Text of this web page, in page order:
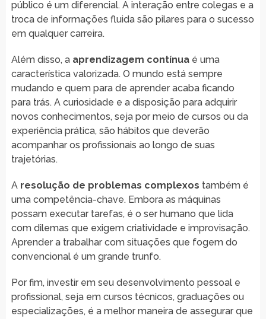
público é um diferencial. A interação entre colegas e a
troca de informações fluida são pilares para o sucesso
em qualquer carreira.
Além disso, a aprendizagem contínuaé uma
característica valorizada. O mundo está sempre
mudando e quem para de aprender acaba ficando
para trás. A curiosidade e a disposição para adquirir
novos conhecimentos, seja por meio de cursos ou da
experiência prática, são hábitos que deverão
acompanhar os profissionais ao longo de suas
trajetórias.
A resolução de problemas complexos também é
uma competência-chave. Embora as máquinas
possam executar tarefas, é o ser humano que lida
com dilemas que exigem criatividade e improvisação.
Aprender a trabalhar com situações que fogem do
convencional é um grande trunfo.
Por fim, investir em seu desenvolvimento pessoal e
profissional, seja em cursos técnicos, graduações ou
especializações, é a melhor maneira de assegurar que